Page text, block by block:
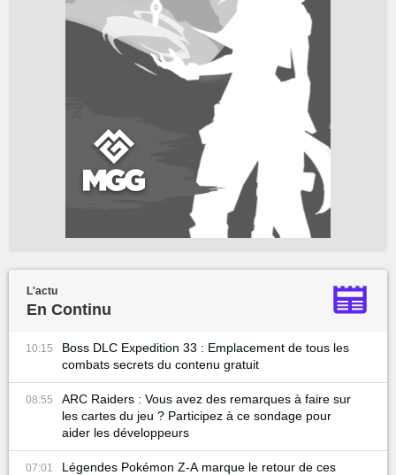
L'actu
En Continu
10:15
Boss DLC Expedition 33 : Emplacement de tous les
combats secrets du contenu gratuit
08:55
ARC Raiders : Vous avez des remarques à faire sur
les cartes du jeu ? Participez à ce sondage pour
aider les développeurs
07:01
Légendes Pokémon Z-A marque le retour de ces